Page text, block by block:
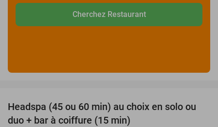
Cherchez Restaurant
34%
Headspa (45 ou 60 min) au choix en solo ou
duo + bar à coiffure (15 min)